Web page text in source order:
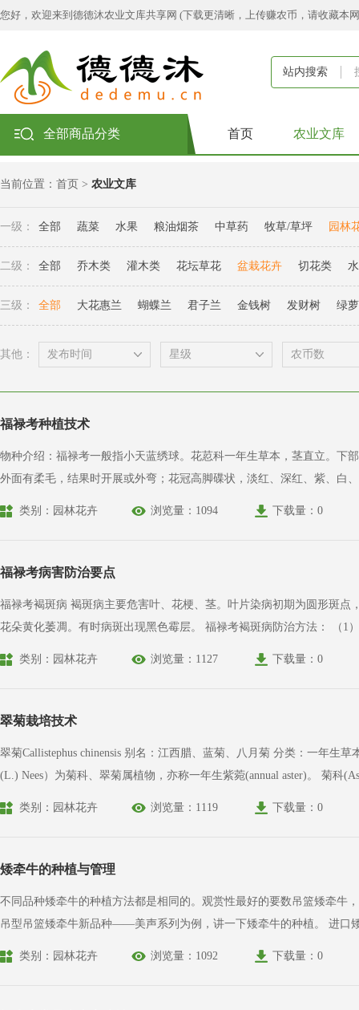
您好，欢迎来到德德沐农业文库共享网 (下载更清晰，上传赚农币，请收藏本
站内搜索
全部商品分类 首页 农业文库
当前位置： 首页 > 农业文库
一级： 全部 蔬菜 水果 粮油烟茶 中草药 牧草/草坪 园林
二级： 全部 乔木类 灌木类 花坛草花 盆栽花卉 切花类
三级： 全部 大花惠兰 蝴蝶兰 君子兰 金钱树 发财树 绿萝
其他：
福禄考种植技术
物种介绍：福禄考一般指小天蓝绣球。花荵科一年生草本，茎直立。下
外面有柔毛，结果时开展或外弯；花冠高脚碟状，淡红、深红、紫、白
类别：园林花卉 浏览量：1094 下载量：0
福禄考病害防治要点
福禄考褐斑病 褐斑病主要危害叶、花梗、茎。叶片染病初期为圆形斑点，边缘呈褐色环，略凸起渐向外扩展，有时病斑相互融合成片，使叶干枯，而在茎部发病则形成长条斑，在花梗发病则导致
花朵黄化萎凋。有时病斑出现黑色霉层。 福禄考褐斑病防治方法： （1）控制介质及空气湿度，不要过高，加强通风透光。可于定植时浇以2000倍多菌灵溶液预防； （2）发病初期以50%苯菌灵
类别：园林花卉
浏览量：1127 下载量：0
翠菊栽培技术
翠菊Callistephus chinensis 别名：江西腊、蓝菊、八月菊 分类：一年生草本花卉 科属：植
(L.) Nees）为菊科、翠菊属植物，亦称一年生紫菀(annual aster)。 菊科
类别：园林花卉 浏览量：1119 下载量：0
矮牵牛的种植与管理
不同品种矮牵牛的种植方法都是相同的。观赏性最好的要数吊篮矮牵牛
吊型吊篮矮牵牛新品种——美声系列为例，讲一下矮牵牛的种植。 进口矮牵牛种子均为包衣丸粒化的种子，不可浸种。矮牵牛的生长速度非常迅速。 美声系列矮牵牛，是一个伟大的品种，是一个
类别：园林花卉 浏览量：1092 下载量：0